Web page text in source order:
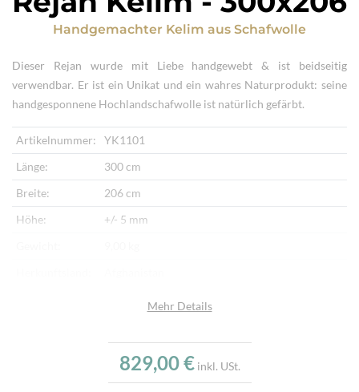
Handgemachter Kelim aus Schafwolle
Dieser Rejan wurde mit Liebe handgewebt & ist beidseitig
verwendbar. Er ist ein Unikat und ein wahres Naturprodukt: seine
handgesponnene Hochlandschafwolle ist natürlich gefärbt.
Artikelnummer:
YK1101
Länge:
300 cm
Breite:
206 cm
Höhe:
+/- 5 mm
Handgewebt
Mehr Details
829,00 € inkl. USt.